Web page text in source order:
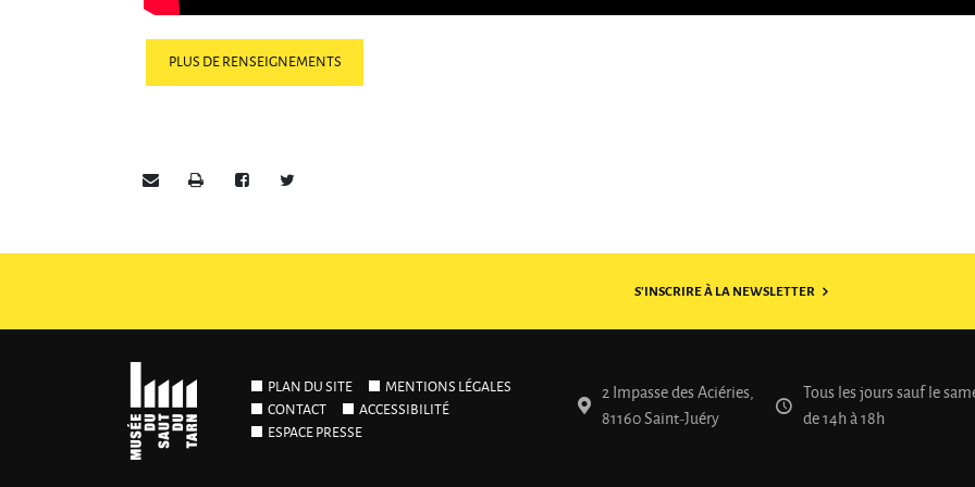
PLUS DE RENSEIGNEMENTS
Envoyer par e-mail
ImprimerPartager sur Facebook
S'INSCRIRE À LA NEWSLETTER
PLAN DU SITE
MENTIONS LÉGALES
CONTACT
ACCESSIBILITÉ
ESPACE PRESSE
2 Impasse des Aciéries,
81160 Saint-Juéry
Tous les jours sauf le
de 14h à 18h